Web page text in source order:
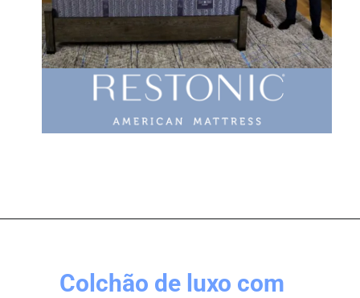
Colchão de luxo com